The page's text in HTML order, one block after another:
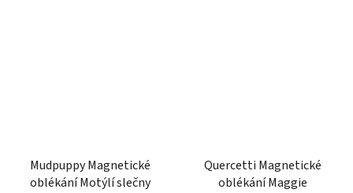
Mudpuppy Magnetické
oblékání Motýlí slečny
Quercetti Magnetické
oblékání Maggie